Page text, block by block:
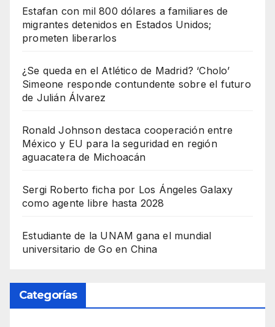
Estafan con mil 800 dólares a familiares de
migrantes detenidos en Estados Unidos;
prometen liberarlos
¿Se queda en el Atlético de Madrid? ‘Cholo’
Simeone responde contundente sobre el futuro
de Julián Álvarez
Ronald Johnson destaca cooperación entre
México y EU para la seguridad en región
aguacatera de Michoacán
Sergi Roberto ficha por Los Ángeles Galaxy
como agente libre hasta 2028
Estudiante de la UNAM gana el mundial
universitario de Go en China
Categorías